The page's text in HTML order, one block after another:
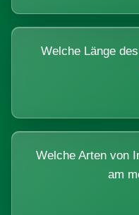
Welche Länge
Welche Arten von
am